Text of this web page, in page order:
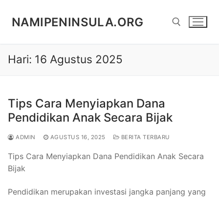
NAMIPENINSULA.ORG
Cari:
Hari: 16 Agustus 2025
Tips Cara Menyiapkan Dana
Pendidikan Anak Secara Bijak
ADMIN AGUSTUS 16, 2025 BERITA TERBARU
Tips Cara Menyiapkan Dana Pendidikan Anak Secara
Bijak
Pendidikan merupakan investasi jangka panjang yang